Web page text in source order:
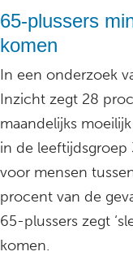
65-plussers
komen
In een onderzoek
Inzicht zegt 28
maandelijks
in de
voor mensen
procent van de
65-plussers zegt
komen.